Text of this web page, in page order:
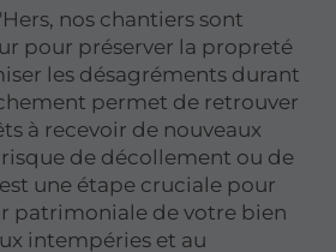
nos chantiers sont
pour préserver la propreté
les désagréments durant
permet de retrouver
à recevoir de nouveaux
de décollement ou de
une étape cruciale pour
patrimoniale de votre bien
intempéries et au